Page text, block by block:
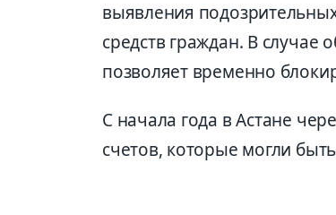
выявления
средств граждан. В
позволяет временно
С начала года в Астане
счетов, которые могли